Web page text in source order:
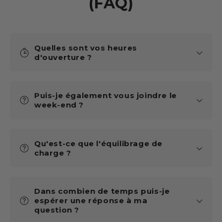
Quelles sont vos heures
d'ouverture ?
Puis-je également vous joindre le
week-end ?
Qu'est-ce que l'équilibrage de
charge ?
Dans combien de temps puis-je
espérer une réponse à ma
question ?